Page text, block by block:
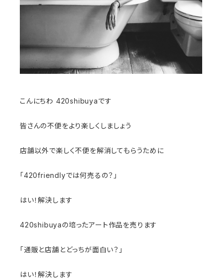
こんにちわ 420shibuyaです
皆さんの不便をより楽しくしましょう
店舗以外で楽しく不便を解消してもらうために
「420friendlyでは何売るの？」
はい！解決します
420shibuyaの培ったアート作品を売ります
「通販と店舗とどっちが面白い？」
はい！解決します